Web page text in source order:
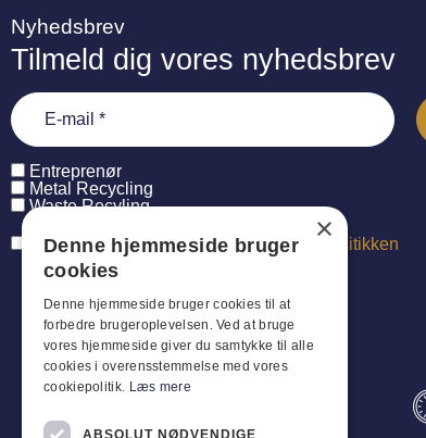
Nyhedsbrev
Tilmeld dig vores nyhedsbrev
Entreprenør
Metal Recycling
Waste Recyling
Jeg har læst og acceptererpersondatapolitikken
×
Denne hjemmeside bruger
cookies
Denne hjemmeside bruger cookies til at
forbedre brugeroplevelsen. Ved at bruge
vores hjemmeside giver du samtykke til alle
cookies i overensstemmelse med vores
cookiepolitik. Læs mere
ABSOLUT NØDVENDIGE